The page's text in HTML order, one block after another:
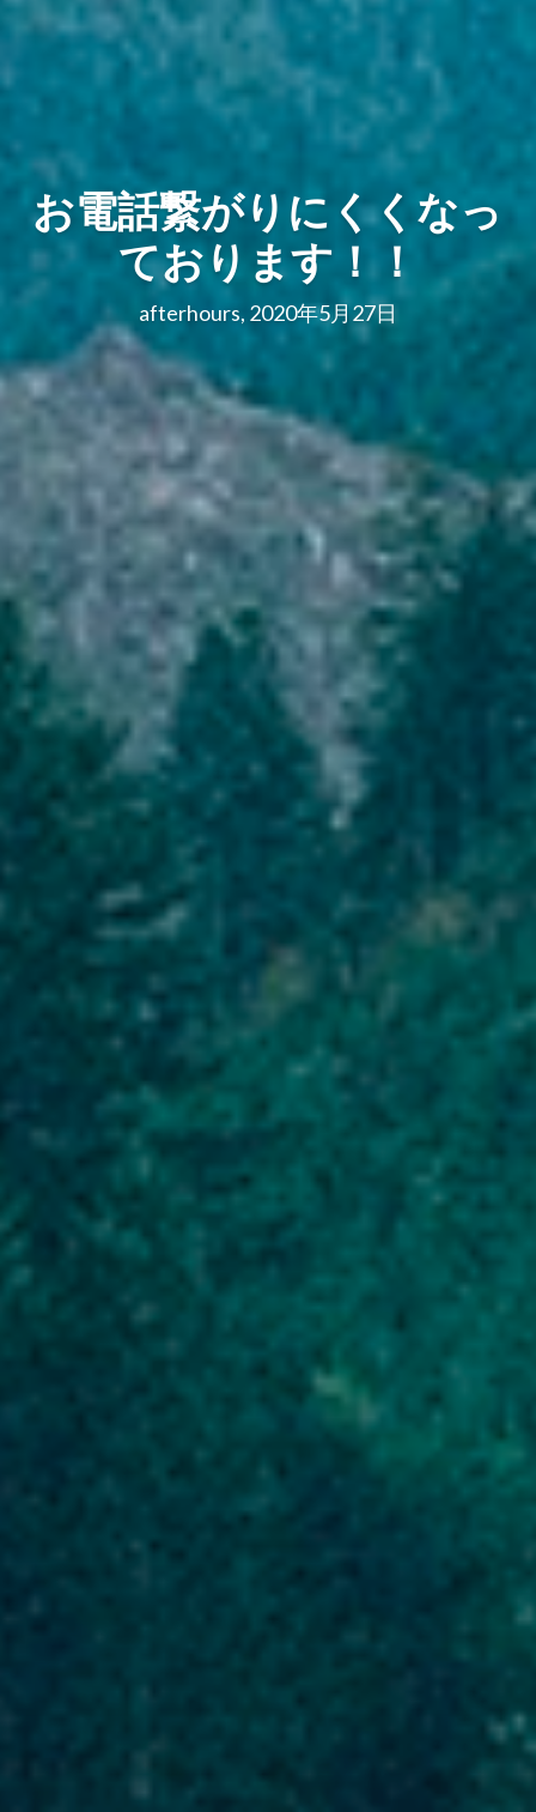
お電話繋がりにくくなっ
ております！！
afterhours, 2020年5月27日